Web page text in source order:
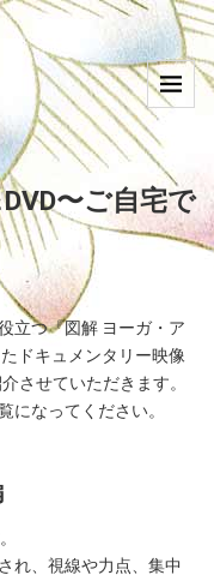
〜ご自宅で
立つ『図解 ヨーガ・ア
ドキュメンタリー映像
させていただきます。
になってください。
れ、視線や力点、集中